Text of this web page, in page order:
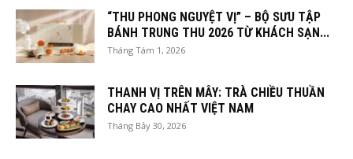
“THU PHONG NGUYỆT VỊ” – BỘ SƯU TẬP
BÁNH TRUNG THU 2026 TỪ KHÁCH SẠN...
Tháng Tám 1, 2026
THANH VỊ TRÊN MÂY: TRÀ CHIỀU THUẦN
CHAY CAO NHẤT VIỆT NAM
Tháng Bảy 30, 2026